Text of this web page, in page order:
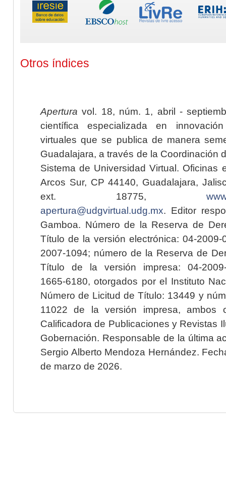
Otros índices
Apertura vol. 18, núm. 1, abril -
científica especializada en
virtuales que se publica de manera
Guadalajara, a través de la Coordinación
Sistema de Universidad Virtual. Oficinas
Arcos Sur, CP 44140, Guadalajara,
ext. 18775,
apertura@udgvirtual.udg.mx. Editor
Gamboa. Número de la Reserva de
Título de la versión electrónica: 04-2009-
2007-1094; número de la Reserva de
Título de la versión impresa: 04-2009-
1665-6180, otorgados por el Instituto
Número de Licitud de Título: 13449 y
11022 de la versión impresa, ambos
Calificadora de Publicaciones y Revistas
Gobernación. Responsable de la última
Sergio Alberto Mendoza Hernández.
de marzo de 2026.